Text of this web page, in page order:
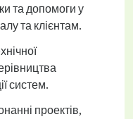
та допомоги у
та клієнтам.
систем.
проектів,